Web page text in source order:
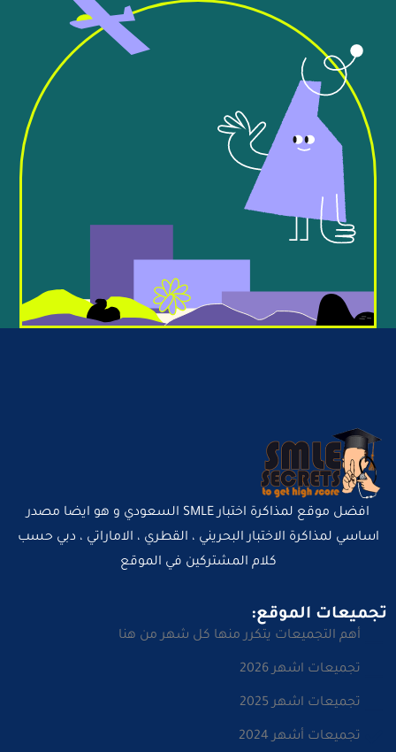
افضل موقع لمذاكرة اختبار SMLE السعودي و هو ايضا مصدر
اساسي لمذاكرة الاختبار البحريني ، القطري ، الاماراتي ، دبي حسب
كلام المشتركين في الموقع
تجميعات الموقع:
أهم التجميعات يتكرر منها كل شهر من هنا
تجميعات اشهر 2026
تجميعات اشهر 2025
تجميعات أشهر 2024